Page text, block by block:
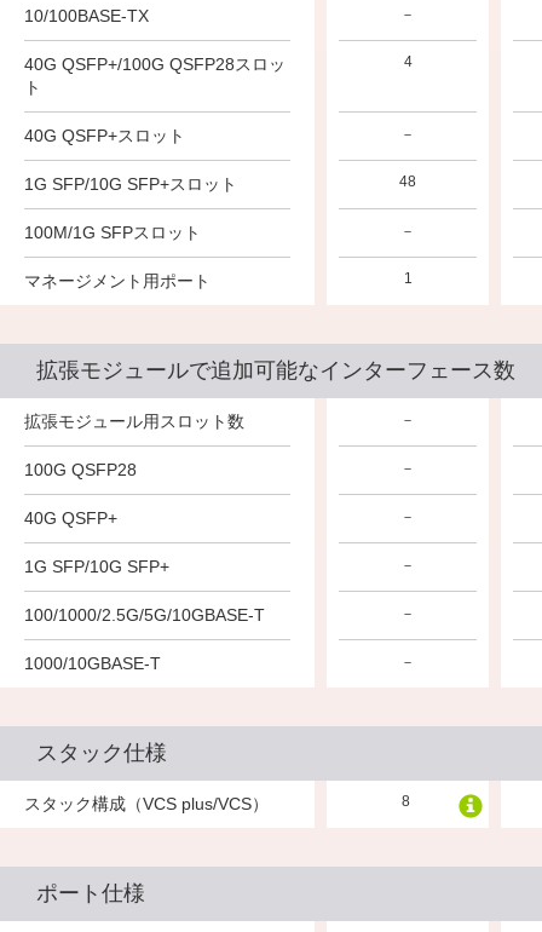
10/100BASE-TX
40G QSFP+/100G QSFP28スロッ
ト
40G QSFP+スロット
1G SFP/10G SFP+スロット
100M/1G SFPスロット
マネージメント用ポート
－
4
－
48
－
1
拡張モジュールで追加可能なインターフェース数
拡張モジュール用スロット数
100G QSFP28
40G QSFP+
1G SFP/10G SFP+
100/1000/2.5G/5G/10GBASE-T
1000/10GBASE-T
－
－
－
－
－
－
スタック仕様
スタック構成（VCS plus/VCS） 8
ポート仕様